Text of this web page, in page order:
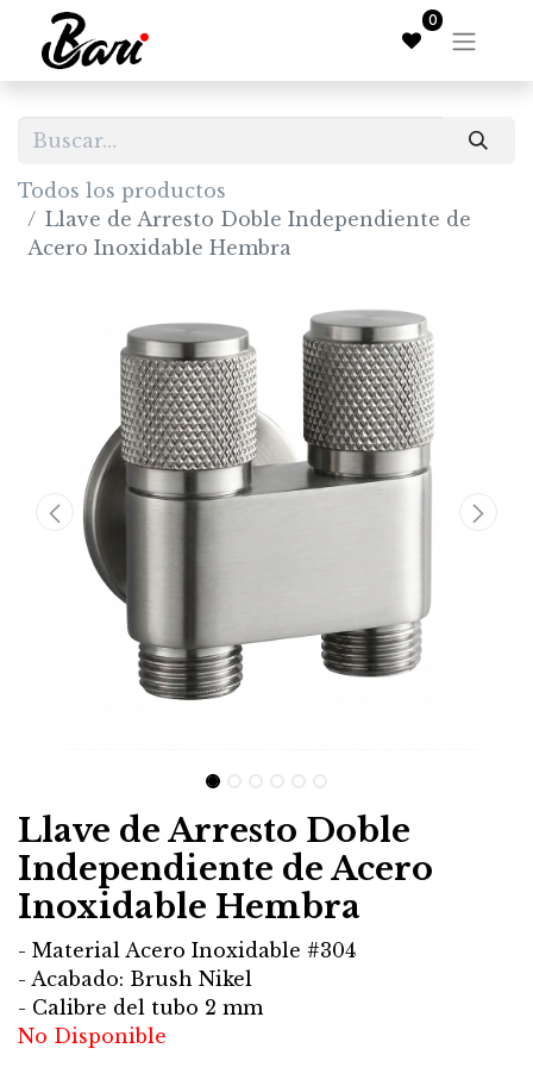
0
Todos los productos
Llave de Arresto Doble Independiente de
Acero Inoxidable Hembra
Llave de Arresto Doble
Independiente de Acero
Inoxidable Hembra
- Material Acero Inoxidable #304
- Acabado: Brush Nikel
- Calibre del tubo 2 mm
No Disponible